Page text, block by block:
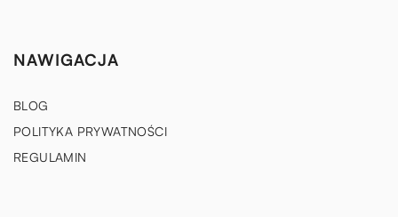
NAWIGACJA
BLOG
POLITYKA PRYWATNOŚCI
REGULAMIN